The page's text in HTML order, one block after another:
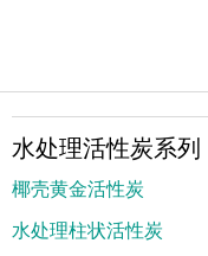
水处理活性炭系列
椰壳黄金活性炭
水处理柱状活性炭